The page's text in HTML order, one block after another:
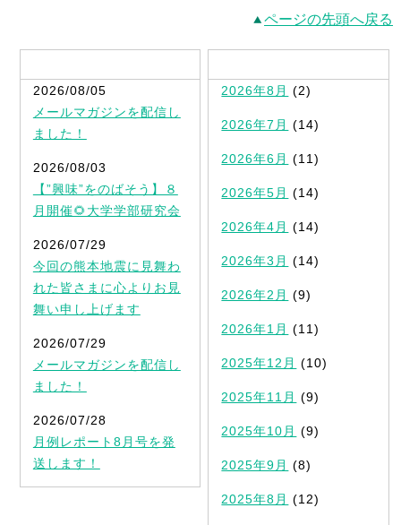
ページの先頭へ戻る
2026/08/05
メールマガジンを配信し
ました！
2026/08/03
【”興味”をのばそう】８
月開催🌻大学学部研究会
2026/07/29
今回の熊本地震に見舞わ
れた皆さまに心よりお見
舞い申し上げます
2026/07/29
メールマガジンを配信し
ました！
2026/07/28
月例レポート8月号を発
送します！
2026年8月 (2)
2026年7月 (14)
2026年6月 (11)
2026年5月 (14)
2026年4月 (14)
2026年3月 (14)
2026年2月 (9)
2026年1月 (11)
2025年12月 (10)
2025年11月 (9)
2025年10月 (9)
2025年9月 (8)
2025年8月 (12)